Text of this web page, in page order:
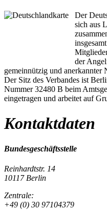
Der
sich aus
der
gemeinnützig und anerkannter
Der Sitz des Verbandes ist
Nummer 32480 B beim
eingetragen und arbeitet auf
Kontaktdaten
Bundesgeschäftsstelle
Reinhardtstr. 14
10117 Berlin
Zentrale:
+49 (0) 30 97104379